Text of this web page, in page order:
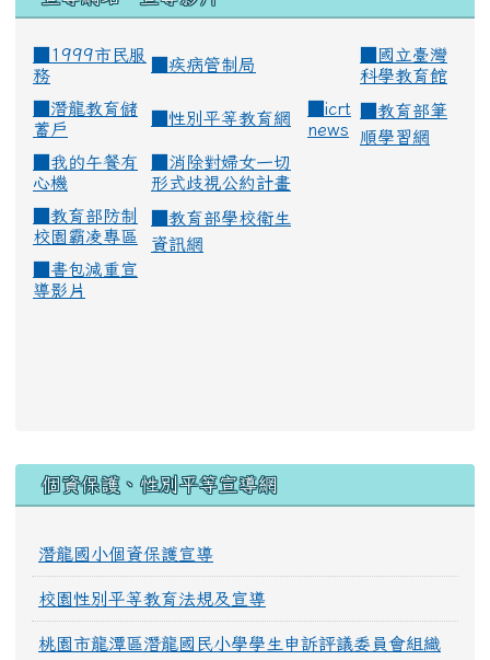
■1999市民服
務
疾病管制局
國立臺灣
科學教育館
潛龍教育儲
蓄戶
性別平等教育網
icrt
news
教育部筆
順學習網
我的午餐有
心機
消除對婦女一切
形式歧視公約計畫
教育部防制
校園霸凌專區
教育部學校衛生
資訊網
書包減重宣
導影片
個資保護、性別平等宣導網
潛龍國小個資保護宣導
校園性別平等教育法規及宣導
桃園市龍潭區潛龍國民小學學生申訴評議委員會組織